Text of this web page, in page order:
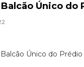
Balcão Único do